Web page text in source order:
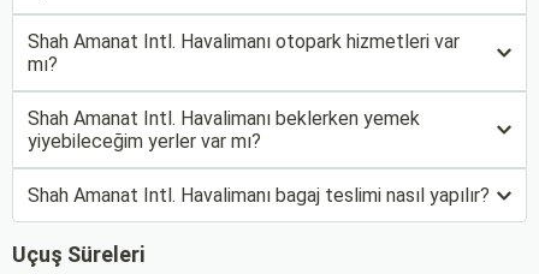
Shah Amanat Intl. Havalimanı otopark hizmetleri var
mı?
Shah Amanat Intl. Havalimanı beklerken yemek
yiyebileceğim yerler var mı?
Shah Amanat Intl. Havalimanı bagaj teslimi nasıl yapılır?
Uçuş Süreleri